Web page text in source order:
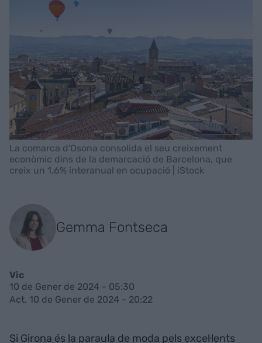
La comarca d'Osona consolida el seu creixement
econòmic dins de la demarcació de Barcelona, que
creix un 1,6% interanual en ocupació | iStock
Gemma Fontseca
Vic
10 de Gener de 2024 - 05:30
Act. 10 de Gener de 2024 - 20:22
Si Girona és la paraula de moda pels excel·lents